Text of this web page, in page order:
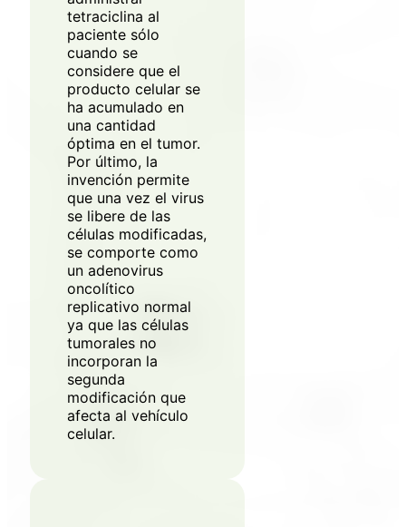
tetraciclina al
paciente sólo
cuando se
considere que el
producto celular se
ha acumulado en
una cantidad
óptima en el tumor.
Por último, la
invención permite
que una vez el virus
se libere de las
células modificadas,
se comporte como
un adenovirus
oncolítico
replicativo normal
ya que las células
tumorales no
incorporan la
segunda
modificación que
afecta al vehículo
celular.